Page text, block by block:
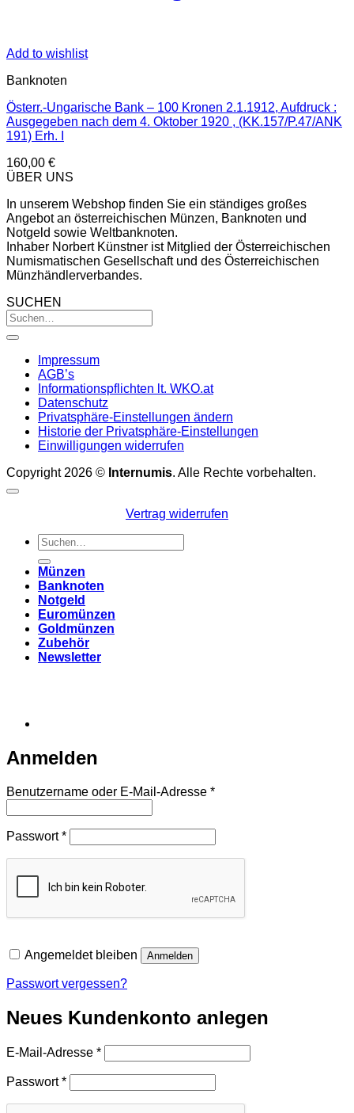
Add to wishlist
Banknoten
Österr.-Ungarische Bank – 100 Kronen 2.1.1912, Aufdruck :
Ausgegeben nach dem 4. Oktober 1920 , (KK.157/P.47/ANK
191) Erh. I
160,00 €
ÜBER UNS
In unserem Webshop finden Sie ein ständiges großes
Angebot an österreichischen Münzen, Banknoten und
Notgeld sowie Weltbanknoten.
Inhaber Norbert Künstner ist Mitglied der Österreichischen
Numismatischen Gesellschaft und des Österreichischen
Münzhändlerverbandes.
SUCHEN
Impressum
AGB’s
Informationspflichten lt. WKO.at
Datenschutz
Privatsphäre-Einstellungen ändern
Historie der Privatsphäre-Einstellungen
Einwilligungen widerrufen
Copyright 2026 © Internumis. Alle Rechte vorbehalten.
Vertrag widerrufen
Suchen
nach:
Münzen
Banknoten
Notgeld
Euromünzen
Goldmünzen
Zubehör
Newsletter
Anmelden
Benutzername oder E-Mail-Adresse *Erforderlich
Passwort*Erforderlich
Angemeldet bleiben Anmelden
Passwort vergessen?
Neues Kundenkonto anlegen
E-Mail-Adresse *Erforderlich
Passwort*Erforderlich